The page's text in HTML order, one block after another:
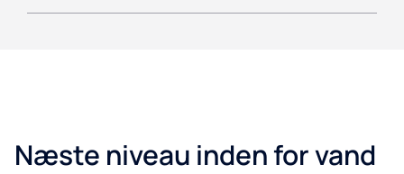
Næste niveau inden for vand